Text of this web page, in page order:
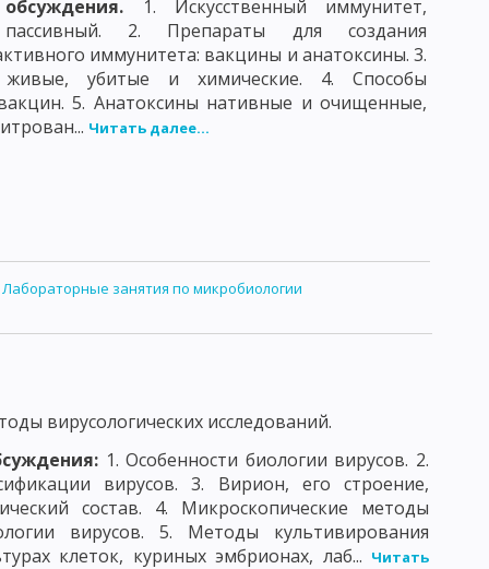
ФЛЮОРЕСЦИРУЮЩИХ АНТИТЕЛ
РЕАКЦИИ НЕМЕДЛЕННОГО ТИПА
ДЕРМАТИТЫ ЛЕКАРСТВЕННАЯ АЛЛЕРГИЯ
ЛЕПРЫ
БОТУЛИЗМА ПАТОГЕННЫЕ СПИРОХЕТЫ
КЛЕЩЕВОГО ВОЗРАТНОГО ТИФА
КЛЕЩЕВОГО РИККЕТСИОЗА
ВОЗБУДИТЕЛЬ ТРАХОМЫ
1. Искусственный иммунитет,
2. Препараты для создания
иммунитета: вакцины и анатоксины. 3.
убитые и химические. 4. Способы
5. Анатоксины нативные и очищенные,
Читать далее...
Лабораторные занятия по микробиологии
вирусологических исследований.
1. Особенности биологии вирусов. 2.
вирусов. 3. Вирион, его строение,
состав. 4. Микроскопические методы
вирусов. 5. Методы культивирования
клеток, куриных эмбрионах, лаб... Читать